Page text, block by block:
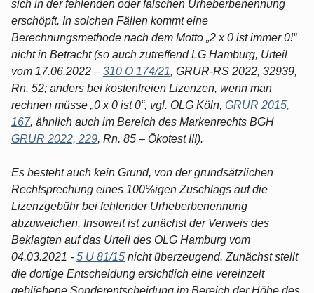
sich in der fehlenden oder falschen Urheberbenennung
erschöpft. In solchen Fällen kommt eine
Berechnungsmethode nach dem Motto „2 x 0 ist immer 0!“
nicht in Betracht (so auch zutreffend LG Hamburg, Urteil
vom 17.06.2022 – 310 O 174/21, GRUR-RS 2022, 32939,
Rn. 52; anders bei kostenfreien Lizenzen, wenn man
rechnen müsse „0 x 0 ist 0“, vgl. OLG Köln, GRUR 2015,
167, ähnlich auch im Bereich des Markenrechts BGH
GRUR 2022, 229, Rn. 85 – Ökotest III).
Es besteht auch kein Grund, von der grundsätzlichen
Rechtsprechung eines 100%igen Zuschlags auf die
Lizenzgebühr bei fehlender Urheberbenennung
abzuweichen. Insoweit ist zunächst der Verweis des
Beklagten auf das Urteil des OLG Hamburg vom
04.03.2021 - 5 U 81/15 nicht überzeugend. Zunächst stellt
die dortige Entscheidung ersichtlich eine vereinzelt
gebliebene Sonderentscheidung im Bereich der Höhe des